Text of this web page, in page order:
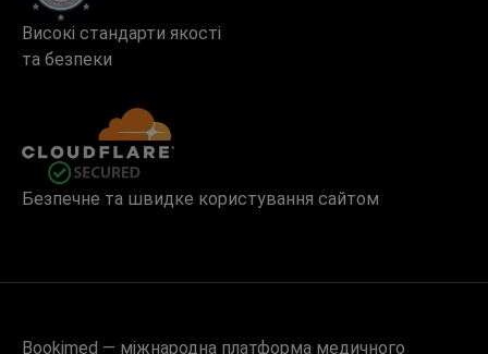
Високі стандарти якості
та безпеки
Безпечне та швидке користування сайтом
Bookimed — міжнародна платформа медичного